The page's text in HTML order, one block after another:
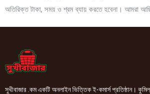
অতিরিক্ত টাকা, সময় ও শ্রম ব্যায় করতে হবেনা। আমরা
সুখীবাজার .কম একটি অনলাইন ভিত্তিক ই-কমার্স প্রতিষ্ঠান।